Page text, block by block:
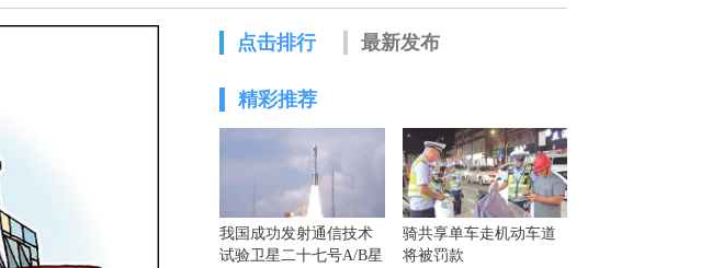
点击排行 最新发布
精彩推荐
我国成功发射通信技术
试验卫星二十七号A/B星
骑共享单车走机动车道
将被罚款